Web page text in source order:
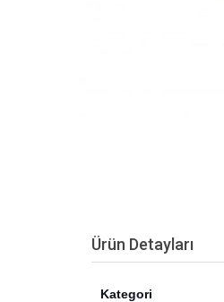
Ürün Detayları
Kategori